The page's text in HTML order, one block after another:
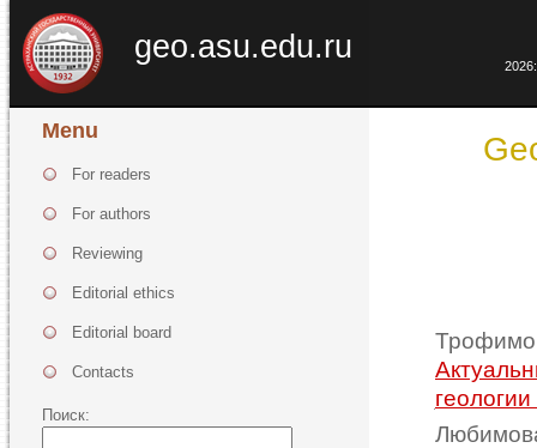
geo.asu.edu.ru
Menu
For readers
For authors
Reviewing
Editorial ethics
Editorial board
Contacts
Поиск: